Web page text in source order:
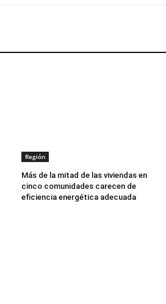
Región
Más de la mitad de las viviendas en
cinco comunidades carecen de
eficiencia energética adecuada